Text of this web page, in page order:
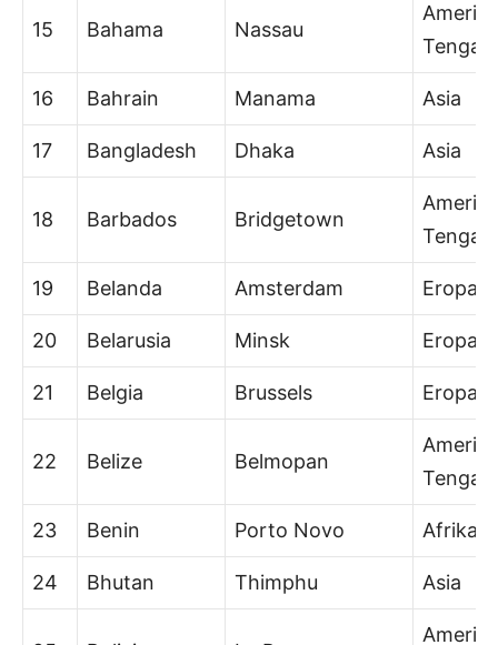
15 Bahama Nassau
Amerika
Tengah
16 Bahrain Manama Asia
17 Bangladesh Dhaka Asia
18 Barbados Bridgetown
Amerika
Tengah
19 Belanda Amsterdam Eropa
20 Belarusia Minsk Eropa
21 Belgia Brussels Eropa
22 Belize Belmopan
Amerika
Tengah
23 Benin Porto Novo Afrika
24 Bhutan Thimphu Asia
Amerika